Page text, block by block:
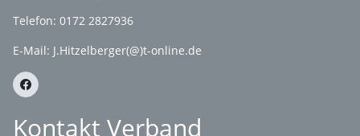
Telefon: 0172 2827936
E-Mail: J.Hitzelberger(@)t-online.de
Kontakt Verband